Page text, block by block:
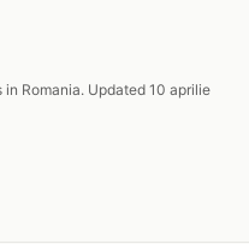
Romania. Updated 10 aprilie